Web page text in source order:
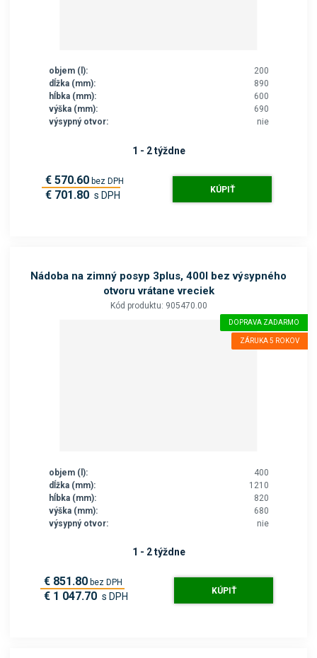
objem (l):
200
dĺžka (mm):
890
hĺbka (mm):
600
výška (mm):
690
výsypný otvor:
nie
1 - 2 týždne
€ 570.60 bez DPH
€ 701.80 s DPH KÚPIŤ
Nádoba na zimný posyp 3plus, 400l bez výsypného
otvoru vrátane vreciek
Kód produktu: 905470.00
DOPRAVA ZADARMO
ZÁRUKA 5 ROKOV
objem (l):
400
dĺžka (mm):
1210
hĺbka (mm):
820
výška (mm):
680
výsypný otvor:
nie
1 - 2 týždne
€ 851.80 bez DPH
€ 1 047.70 s DPH KÚPIŤ